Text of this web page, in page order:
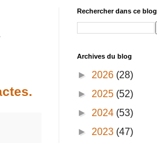
Rechercher dans ce blog
Archives du blog
► 2026 (28)
► 2025 (52)
► 2024 (53)
► 2023 (47)